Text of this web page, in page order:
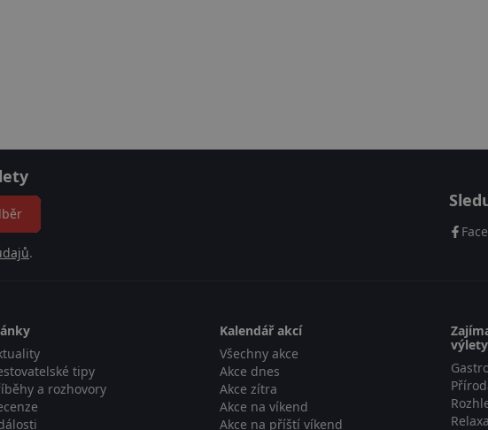
.
tipy
a rozhovory
Kalendář akcí
Všechny akce
Akce dnes
Akce zítra
Akce na víkend
Akce na příští víkend
výlety